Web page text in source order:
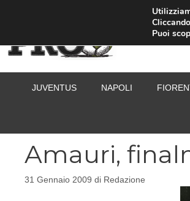
JUVENTUS NAPOLI
Amauri,
31 Gennaio 2009 di Redazione
Puoi